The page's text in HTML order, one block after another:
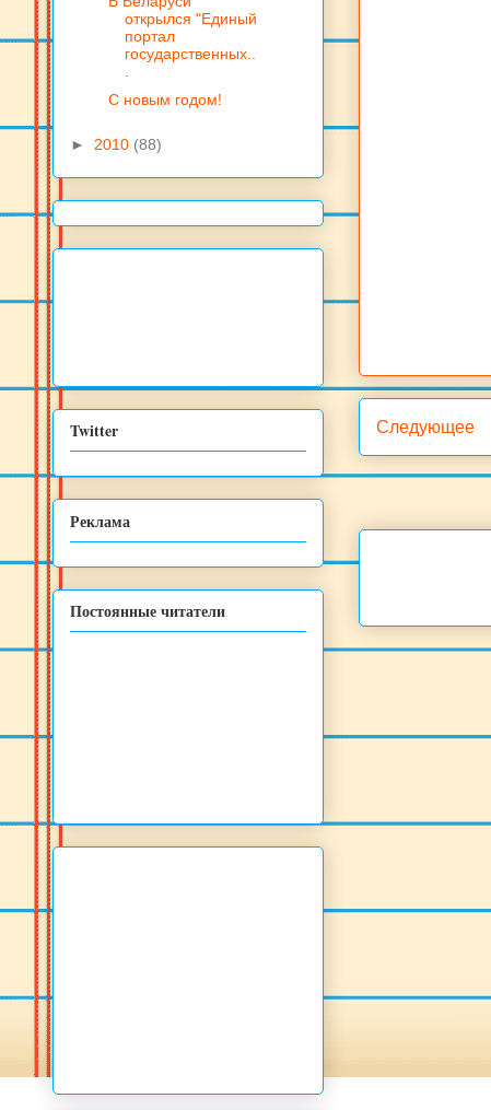
Следующее
открылся "Единый
портал
государственных..
С новым годом!
► 2010 (88)
Twitter
Реклама
Постоянные читатели